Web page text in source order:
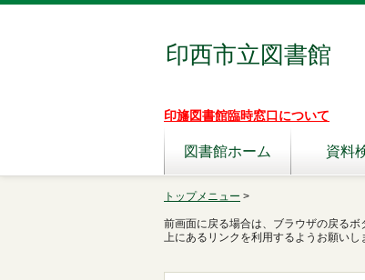
印西市立図書館
印旛図書館臨時窓口について
図書館ホーム 資料
トップメニュー >
前画面に戻る場合は、ブラウザの戻るボ
上にあるリンクを利用するようお願いし